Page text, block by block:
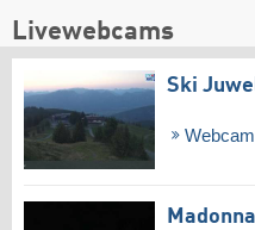
Livewebcams
Ski